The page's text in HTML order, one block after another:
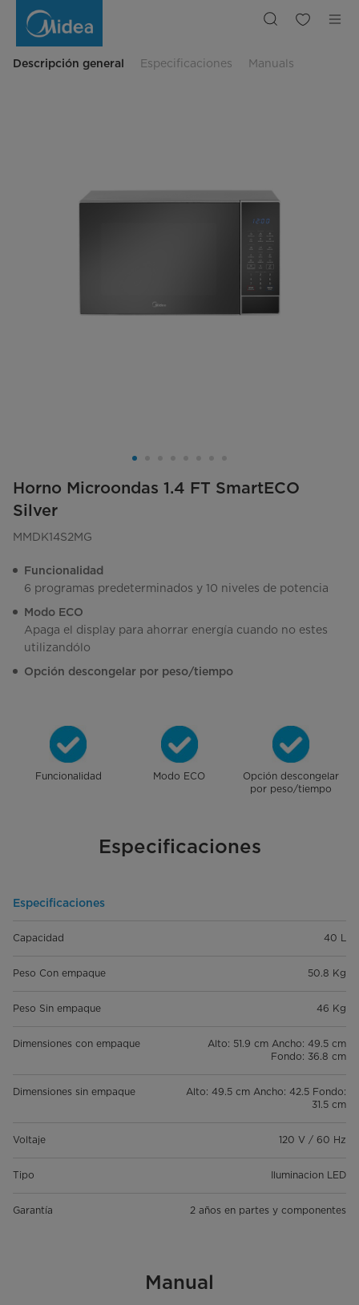
Microondas
Descripción general Especificaciones Manuals
Horno Microondas 1.4 FT SmartECO
Silver
MMDK14S2MG
Funcionalidad
6 programas predeterminados y 10 niveles de potencia
Modo ECO
Apaga el display para ahorrar energía cuando no estes
utilizandólo
Opción descongelar por peso/tiempo
Funcionalidad Modo ECO
Opción descongelar
por peso/tiempo
Especificaciones
Especificaciones
Capacidad 40 L
Peso Con empaque 50.8 Kg
Peso Sin empaque 46 Kg
Dimensiones con empaque
Alto: 51.9 cm Ancho: 49.5 cm
Fondo: 36.8 cm
Dimensiones sin empaque
Alto: 49.5 cm Ancho: 42.5 Fondo:
31.5 cm
Voltaje 120 V / 60 Hz
Tipo Iluminacion LED
Garantía 2 años en partes y componentes
Manual